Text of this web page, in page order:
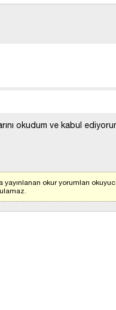
okudum ve kabul
yayınlanan okur yorumları